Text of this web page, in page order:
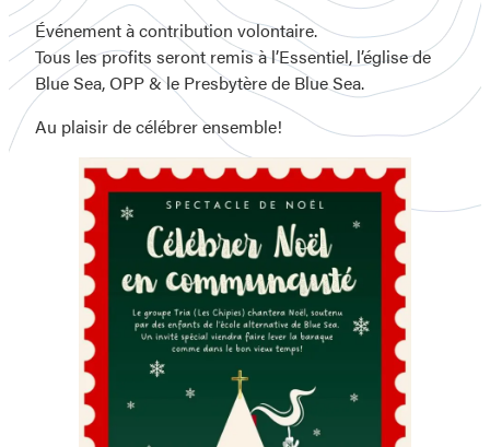
Événement à contribution volontaire.
Tous les profits seront remis à l’Essentiel, l’église de
Blue Sea, OPP & le Presbytère de Blue Sea.
Au plaisir de célébrer ensemble!